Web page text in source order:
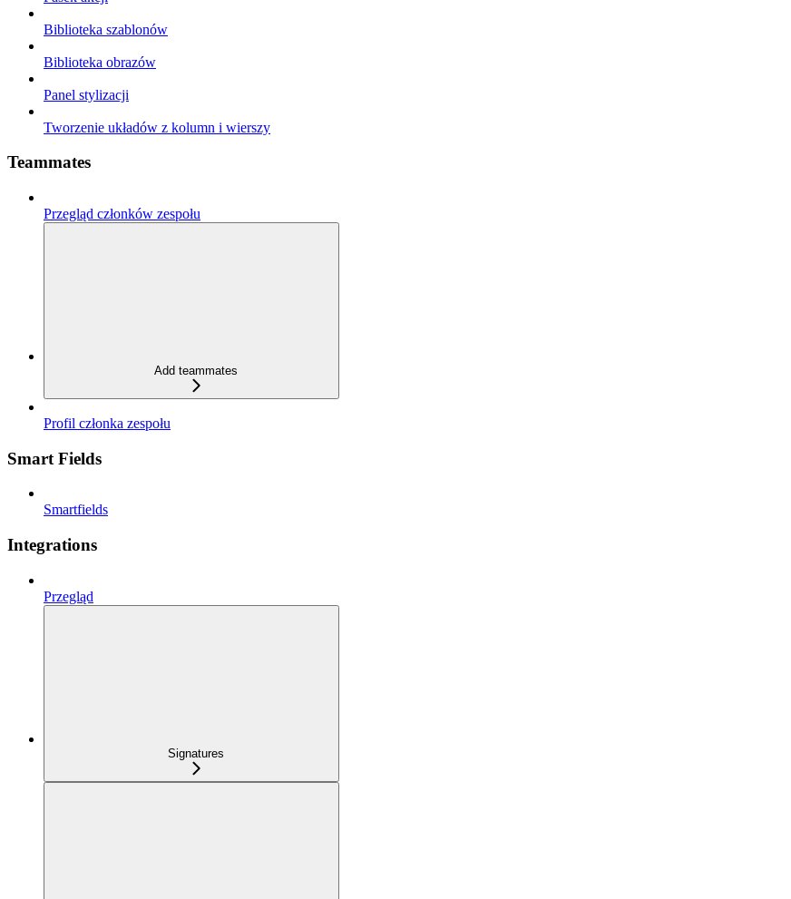
Biblioteka szablonów
Biblioteka obrazów
Panel stylizacji
Tworzenie układów z kolumn i wierszy
Teammates
Przegląd członków zespołu
Add teammates
Profil członka zespołu
Smart Fields
Smartfields
Integrations
Przegląd
Signatures